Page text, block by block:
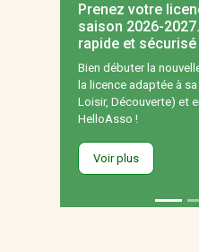
Prenez votre
saison 2026-
rapide et sécurisé
Bien débuter la
la licence adaptée à
Loisir, Découverte) et
HelloAsso !
Voir plus